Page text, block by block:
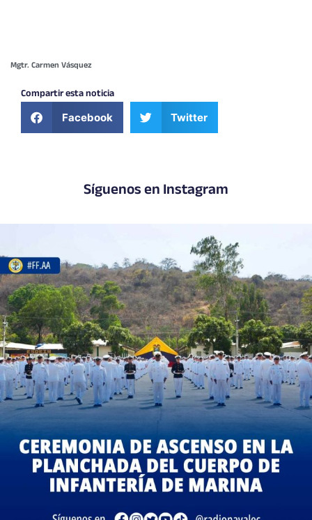
Mgtr. Carmen Vásquez
Compartir esta noticia
Facebook Twitter
Síguenos en Instagram